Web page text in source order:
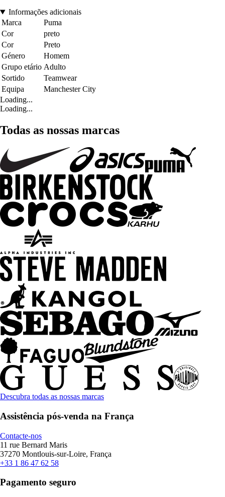
Informações adicionais
Marca
Puma
Cor
preto
Cor
Preto
Género
Homem
Grupo etário Adulto
Sortido
Teamwear
Equipa
Manchester City
Loading...
Loading...
Todas as nossas marcas
Descubra todas as nossas marcas
Assistência pós-venda na França
Contacte-nos
11 rue Bernard Maris
37270 Montlouis-sur-Loire, França
+33 1 86 47 62 58
Pagamento seguro